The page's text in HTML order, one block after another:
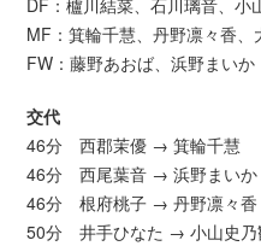
DF：櫨川結菜、石川璃音、小
MF：箕輪千慧、丹野凛々香、
FW：藤野あおば、浜野まいか
交代
46分 西郡茉優 → 箕輪千慧
46分 西尾葉音 → 浜野まいか
46分 根府桃子 → 丹野凛々香
50分 井手ひなた → 小山史乃